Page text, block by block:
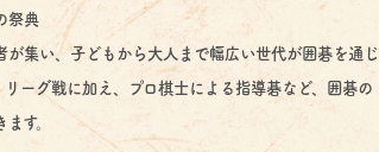
祭典
集い、子どもから大人まで幅広い世代が囲碁を通じ
ーグ戦に加え、プロ棋士による指導碁など、囲碁の
す。